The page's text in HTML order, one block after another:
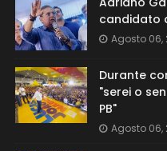
candidato
Agosto 06,
Durante
"serei o
PB"
Agosto 06,